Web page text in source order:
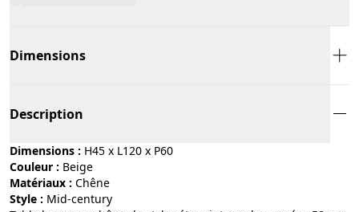
Dimensions
Description
Dimensions : H45 x L120 x P60
Couleur :
beige
Matériaux :
chêne
Style :
mid-century